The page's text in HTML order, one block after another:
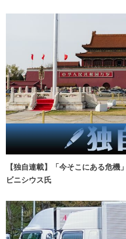
【独自連載】「今そこにある危
ビニシウス氏